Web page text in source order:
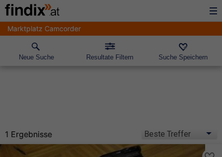
Marktplatz Camcorder
Neue Suche Resultate Filtern Suche Speichern
1 Ergebnisse